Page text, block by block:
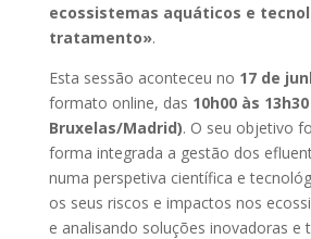
ecossistemas aquáticos e
tratamento».
Esta sessão aconteceu no 17 de
formato online, das 10h00 às
Bruxelas/Madrid). O seu objetivo
forma integrada a gestão dos
numa perspetiva científica e
os seus riscos e impactos nos
e analisando soluções inovadoras e